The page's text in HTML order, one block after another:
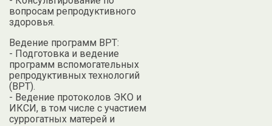
вопросам репродуктивного
здоровья.
Ведение программ ВРТ:
- Подготовка и ведение
программ вспомогательных
репродуктивных технологий
(ВРТ).
- Ведение протоколов ЭКО и
ИКСИ, в том числе с участием
суррогатных матерей и